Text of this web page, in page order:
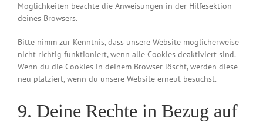
Möglichkeiten beachte die Anweisungen in der Hilfesektion
deines Browsers.
Bitte nimm zur Kenntnis, dass unsere Website möglicherweise
nicht richtig funktioniert, wenn alle Cookies deaktiviert sind.
Wenn du die Cookies in deinem Browser löscht, werden diese
neu platziert, wenn du unsere Website erneut besuchst.
9. Deine Rechte in Bezug auf